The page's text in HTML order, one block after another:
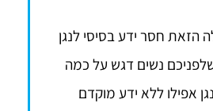
הזאת חסר ידע בסיסי לנגן
נשים דגש על כמה
אפילו ללא ידע מוקדם